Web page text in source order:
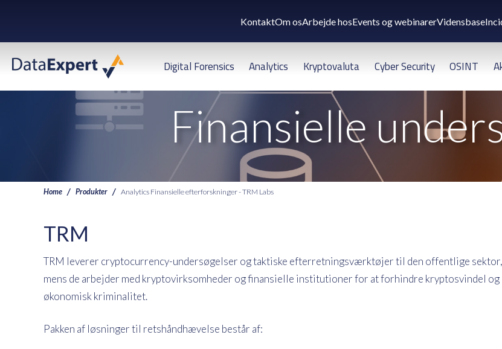
KontaktOm osArbejde hosEvents og webinarerVidensbase
Digital Forensics Analytics Kryptovaluta Cyber Security OSINT
Finansielle
Home Produkter Analytics Finansielle efterforskninger - TRM Labs
TRM
TRM leverer cryptocurrency-undersøgelser og taktiske efterretningsværktøjer til den offentlige sektor,
mens de arbejder med kryptovirksomheder og finansielle institutioner for at forhindre kryptosvindel og
økonomisk kriminalitet.
Pakken af ​​løsninger til retshåndhævelse består af: